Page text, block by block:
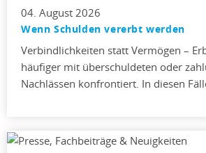
04. August 2026
Wenn Schulden vererbt werden
Verbindlichkeiten statt Vermögen –
häufiger mit überschuldeten oder
Nachlässen konfrontiert. In diesen